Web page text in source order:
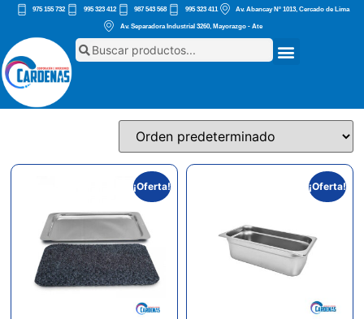
975 155 732 995 323 412 987 543 568 995 323 411 Av. Abancay Nº 1013, Cercado de Lima
Av. Separadora Industrial 3260, Mayorazgo - Ate
¡Oferta! ¡Oferta!